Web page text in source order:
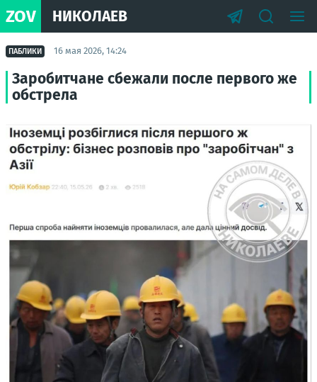
ZOV НИКОЛАЕВ
ПАБЛИКИ 16 мая 2026, 14:24
Заробитчане сбежали после первого же
обстрела